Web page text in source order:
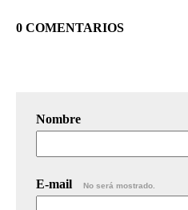
0 COMENTARIOS
Nombre
E-mail No será mostrado.